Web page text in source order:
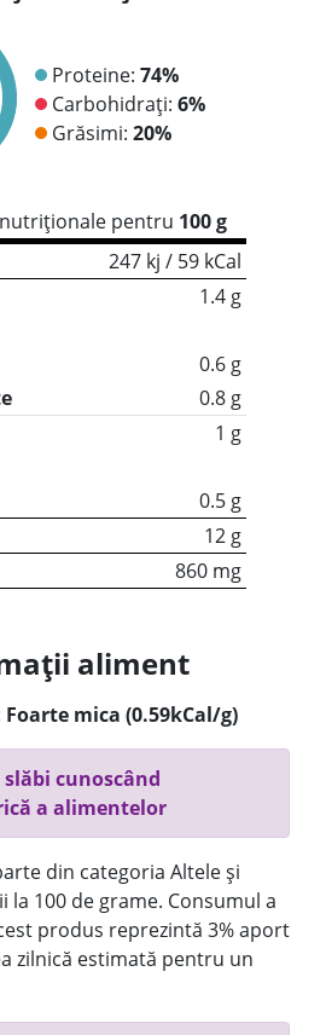
Proteine: 74%
Carbohidrați: 6%
Grăsimi: 20%
pentru 100 g
247 kj / 59 kCal
1.4 g
0.6 g
0.8 g
1 g
0.5 g
12 g
860 mg
aliment
Foarte mica (0.59kCal/g)
cunoscând
a alimentelor
din categoria Altele și
la 100 de grame. Consumul a
produs reprezintă 3% aport
zilnică estimată pentru un